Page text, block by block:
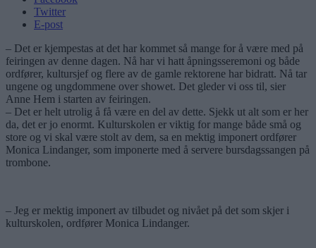
Twitter
E-post
– Det er kjempestas at det har kommet så mange for å være med på
feiringen av denne dagen. Nå har vi hatt åpningsseremoni og både
ordfører, kultursjef og flere av de gamle rektorene har bidratt. Nå tar
ungene og ungdommene over showet. Det gleder vi oss til, sier
Anne Hem i starten av feiringen.
– Det er helt utrolig å få være en del av dette. Sjekk ut alt som er her
da, det er jo enormt. Kulturskolen er viktig for mange både små og
store og vi skal være stolt av dem, sa en mektig imponert ordfører
Monica Lindanger, som imponerte med å servere bursdagssangen på
trombone.
– Jeg er mektig imponert av tilbudet og nivået på det som skjer i
kulturskolen, ordfører Monica Lindanger.